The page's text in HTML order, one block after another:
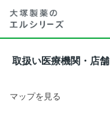
取扱い医療機関・店舗
マップを見る